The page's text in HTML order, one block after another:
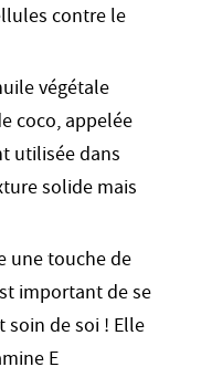
contre le
végétale
coco, appelée
utilisée dans
solide mais
une touche de
important de se
de soi ! Elle
E